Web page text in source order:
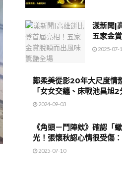
漾新聞|
五家金
2025-07-
鄭柔美從影20年大尺度情
「女女交纏、床戰池昌旭
2024-09-03
《角頭－鬥陣欸》確認「
光！張懷秋認心情很受傷
2025-07-10